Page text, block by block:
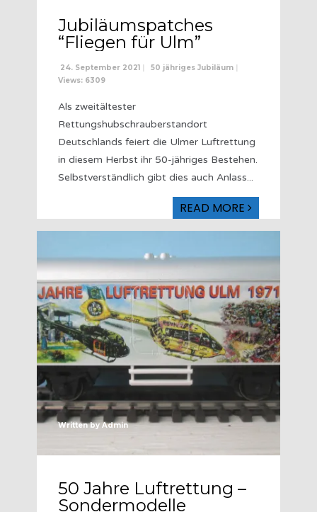
Jubiläumspatches
“Fliegen für Ulm”
24. September 2021 | 50 jähriges Jubiläum |
Views: 6309
Als zweitältester
Rettungshubschrauberstandort
Deutschlands feiert die Ulmer Luftrettung
in diesem Herbst ihr 50-jähriges Bestehen.
Selbstverständlich gibt dies auch Anlass...
READ MORE
Written byAdmin
50 Jahre Luftrettung –
Sondermodelle